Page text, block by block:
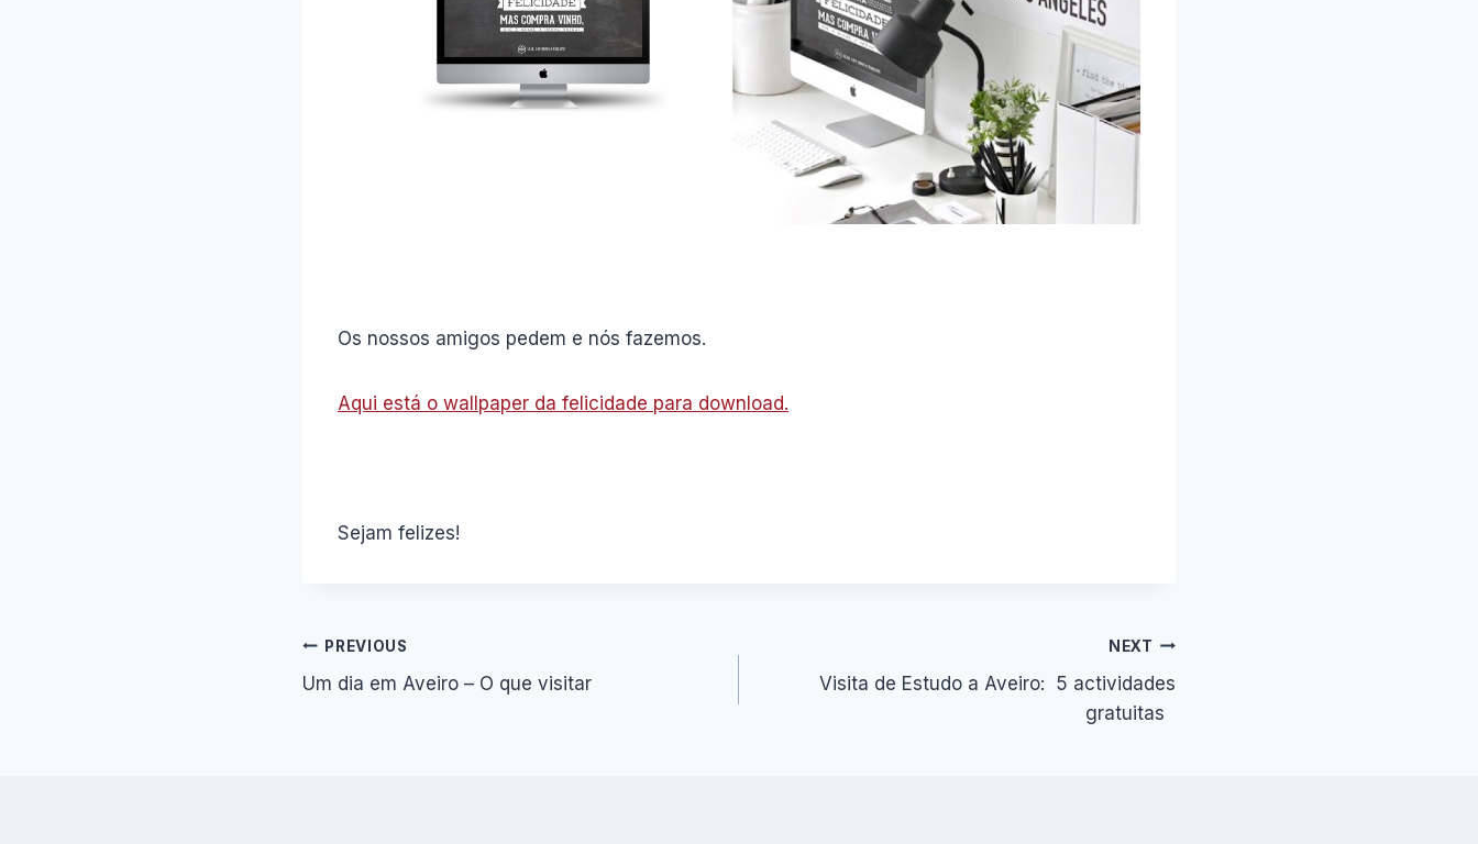
Os nossos amigos pedem e nós fazemos.
Aqui está o wallpaper da felicidade para download.
Sejam felizes!
Navegação
de
PREVIOUS
Um dia em Aveiro – O que visitar
NEXT
Visita de Estudo a Aveiro: 5 actividades
gratuitas